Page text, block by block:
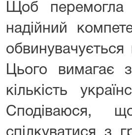
Щоб перемогла
надійний
Цього вимагає
кількість
Сподіваюся,